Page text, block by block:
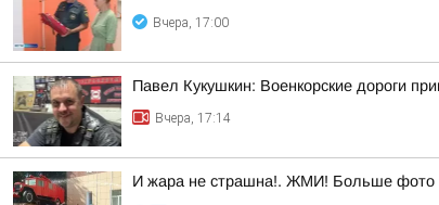
Вчера, 17:00
Павел Кукушкин: Военкорские дороги
Вчера, 17:14
И жара не страшна!. ЖМИ! Больше фото